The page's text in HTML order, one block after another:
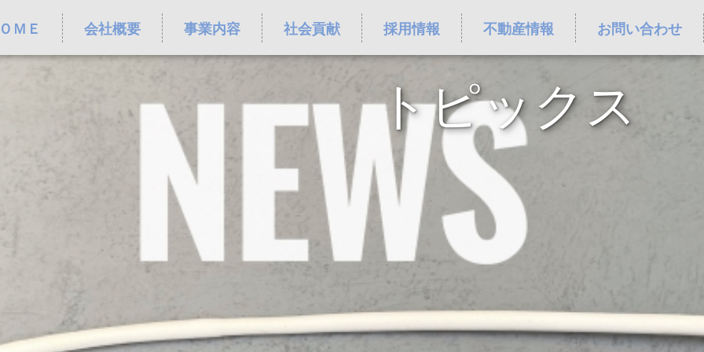
ＭＥ 会社概要 事業内容 社会貢献 採用情報 不動産情報 お問い合わせ
トピックス